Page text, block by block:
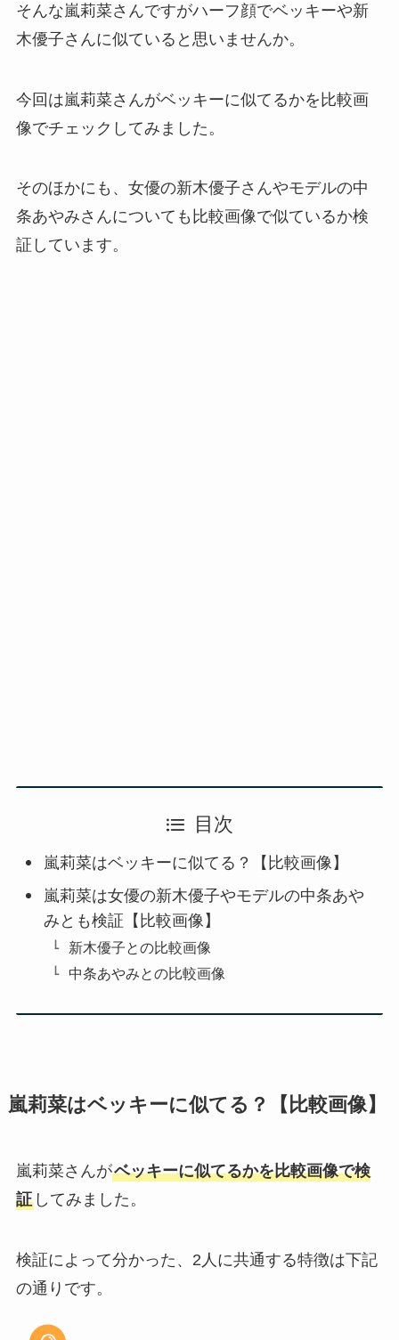
そんな嵐莉菜さんですがハーフ顔でベッキーや新
木優子さんに似ていると思いませんか。
今回は嵐莉菜さんがベッキーに似てるかを比較画
像でチェックしてみました。
そのほかにも、女優の新木優子さんやモデルの中
条あやみさんについても比較画像で似ているか検
証しています。
目次
嵐莉菜はベッキーに似てる？【比較画像】
嵐莉菜は女優の新木優子やモデルの中条あや
みとも検証【比較画像】
新木優子との比較画像
中条あやみとの比較画像
嵐莉菜はベッキーに似てる？【比較画像】
嵐莉菜さんがベッキーに似てるかを比較画像で検
証してみました。
検証によって分かった、2人に共通する特徴は下記
の通りです。